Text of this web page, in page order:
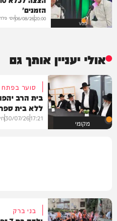
VOD
הזמנים'
20:00
06/08/26יוסי
אולי יעניין אותך גם
מקומי
סוער בפתח
ללא בית
17:21
30/07/26
בני ברק